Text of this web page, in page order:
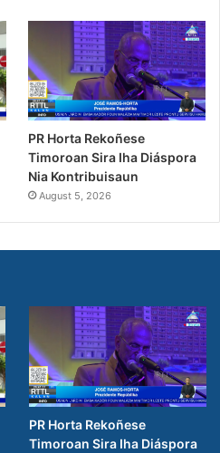
PR Horta Rekoñese
Timoroan Sira Iha Diáspora
Nia Kontribuisaun
August 5, 2026
PR Horta Rekoñese
Timoroan Sira Iha Diáspora